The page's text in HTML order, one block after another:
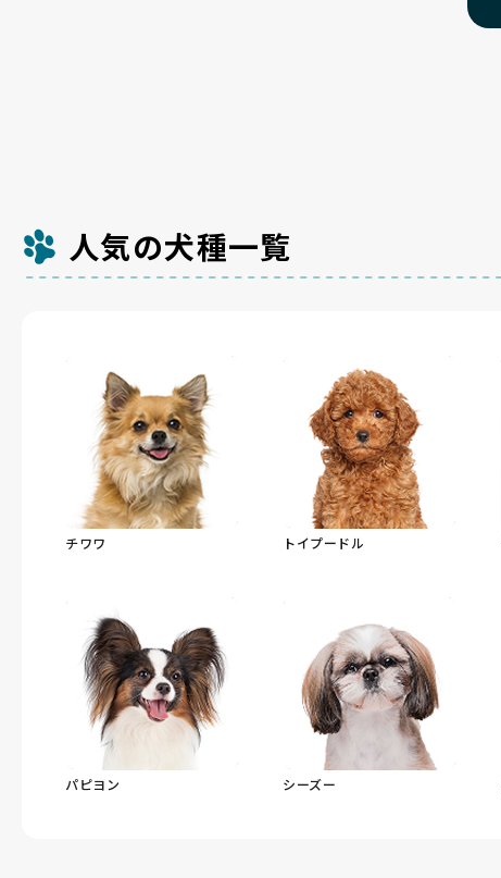
人気の犬種一覧
チワワ トイプードル
パピヨン シーズー